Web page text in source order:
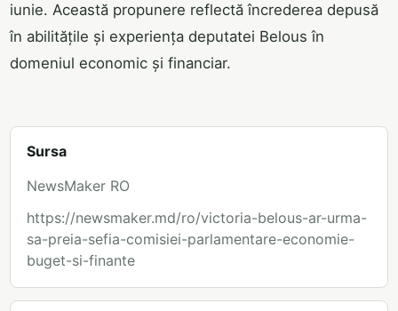
iunie. Această propunere reflectă încrederea depusă
în abilitățile și experiența deputatei Belous în
domeniul economic și financiar.
Sursa
NewsMaker RO
https://newsmaker.md/ro/victoria-belous-ar-urma-
sa-preia-sefia-comisiei-parlamentare-economie-
buget-si-finante